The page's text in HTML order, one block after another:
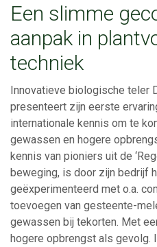
Een slimme
aanpak in
techniek
Innovatieve biologische teler
presenteert zijn eerste
internationale kennis om te
gewassen en hogere
kennis van pioniers uit de
beweging, is door zijn bedrijf
geëxperimenteerd met o.a.
toevoegen van gesteente-
gewassen bij tekorten. Met
hogere opbrengst als gevolg.